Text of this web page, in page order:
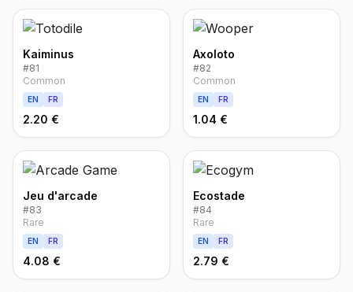
Kaiminus
#81
Common
EN FR
2.20 €
Axoloto
#82
Common
EN FR
1.04 €
Jeu d'arcade
#83
Rare
EN FR
4.08 €
Ecostade
#84
Rare
EN FR
2.79 €